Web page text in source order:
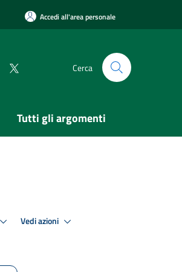
Accedi all'area personale
Cerca
Tutti gli argomenti
Vedi azioni